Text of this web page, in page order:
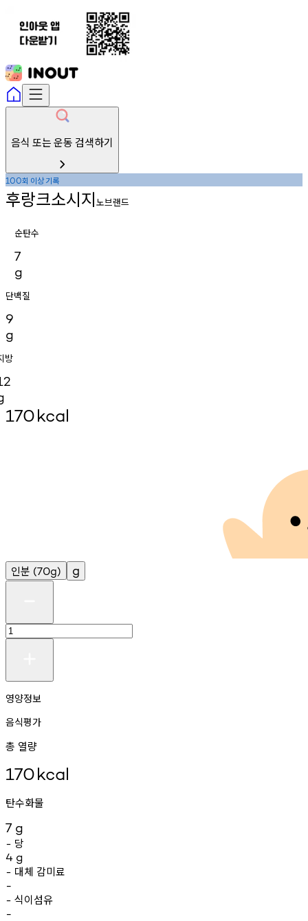
음식 또는 운동 검색하기
100회 이상기록
후랑크소시지노브랜드
순탄수
7
g
단백질
9
g
방
170kcal
인분 (70g) g
영양정보
음식평가
총 열량
170kcal
탄수화물
7 g
- 당
4 g
- 대체 감미료
-
- 식이섬유
-